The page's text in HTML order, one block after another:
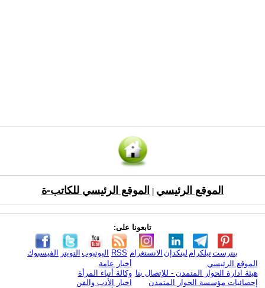
الموقع الرئيسي الموقع الرئيسي للكاتب-ة
تابعونا على:
الفيسبوك التويتر اليوتيوب RSS الانستغرام لينكدإن تيلكرامبنترست
الموقع الرئيسي
هيئة ادارة الحوار المتمدن - للإتصال بنا
إحصائيات مؤسسة الحوار المتمدن
أخبار عامة
وكالة أنباء المرأة
اخبار الأدب والفن